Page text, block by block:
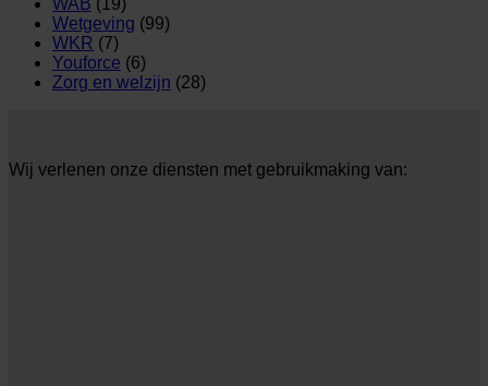
WAB (19)
Wetgeving (99)
WKR (7)
Youforce (6)
Zorg en welzijn (28)
Wij verlenen onze diensten met gebruikmaking van: